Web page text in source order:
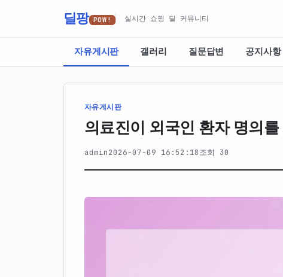
딜팡 POW! 실시간 쇼핑 딜 커뮤니티
자유게시판 갤러리 질문답변 공지사항
자유게시판
의료진이 외국인 환자 명의
admin2026-07-09 16:52:18조회 30